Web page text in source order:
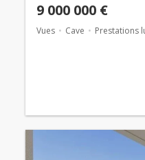
9 000 000 €
Vues Cave Prestations